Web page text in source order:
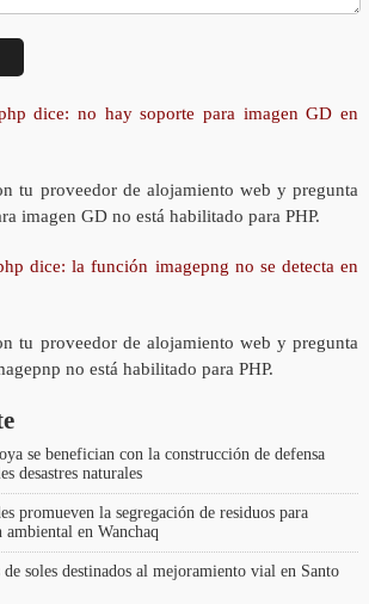
dice: no hay soporte para imagen GD en
tu proveedor de alojamiento web y pregunta
imagen GD no está habilitado para PHP.
dice: la función imagepng no se detecta en
tu proveedor de alojamiento web y pregunta
no está habilitado para PHP.
se benefician con la construcción de defensa
desastres naturales
promueven la segregación de residuos para
en Wanchaq
soles destinados al mejoramiento vial en Santo